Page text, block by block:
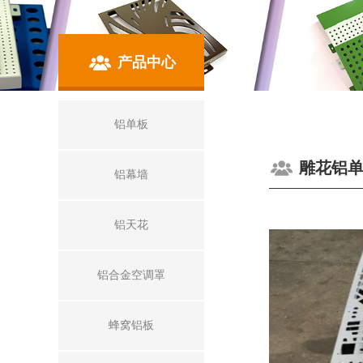
产品中心
铝单板
铝幕墙
铝天花
铝合金空调罩
蜂窝铝板
雕花铝